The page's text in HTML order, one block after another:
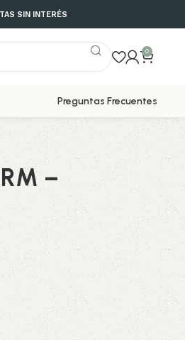
SIN INTERÉS
0
Preguntas Frecuentes
–